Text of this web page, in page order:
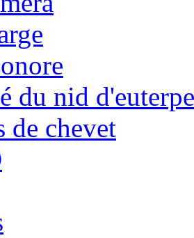
du nid d'euterpe
de chevet